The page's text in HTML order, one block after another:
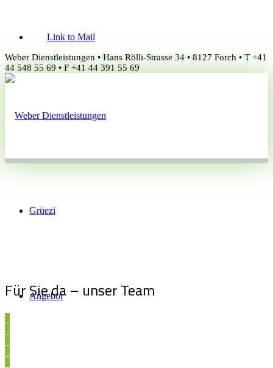
Link to Mail
Weber Dienstleistungen • Hans Rölli-Strasse 34 • 8127 Forch • T +41
44 548 55 69 • F +41 44 391 55 69
Grüezi
Angebot
Für Sie da – unser Team